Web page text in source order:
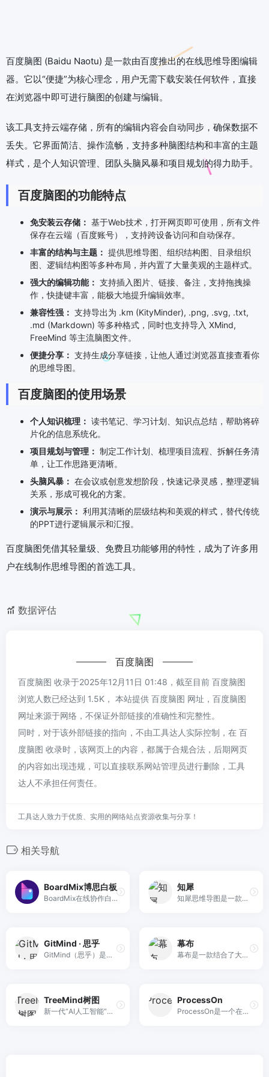
百度脑图 (Baidu Naotu) 是一款由百度推出的在线思维导图编辑
器。它以“便捷”为核心理念，用户无需下载安装任何软件，直接
在浏览器中即可进行脑图的创建与编辑。
该工具支持云端存储，所有的编辑内容会自动同步，确保数据不
丢失。它界面简洁、操作流畅，支持多种脑图结构和丰富的主题
样式，是个人知识管理、团队头脑风暴和项目规划的得力助手。
百度脑图的功能特点
免安装云存储： 基于Web技术，打开网页即可使用，所有文件
保存在云端（百度账号），支持跨设备访问和自动保存。
丰富的结构与主题： 提供思维导图、组织结构图、目录组织
图、逻辑结构图等多种布局，并内置了大量美观的主题样式。
强大的编辑功能： 支持插入图片、链接、备注，支持拖拽操
作，快捷键丰富，能极大地提升编辑效率。
兼容性强： 支持导出为 .km (KityMinder), .png, .svg, .txt,
.md (Markdown) 等多种格式，同时也支持导入 XMind,
FreeMind 等主流脑图文件。
便捷分享： 支持生成分享链接，让他人通过浏览器直接查看你
的思维导图。
百度脑图的使用场景
个人知识梳理： 读书笔记、学习计划、知识点总结，帮助将碎
片化的信息系统化。
项目规划与管理： 制定工作计划、梳理项目流程、拆解任务清
单，让工作思路更清晰。
头脑风暴： 在会议或创意发想阶段，快速记录灵感，整理逻辑
关系，形成可视化的方案。
演示与展示： 利用其清晰的层级结构和美观的样式，替代传统
的PPT进行逻辑展示和汇报。
百度脑图凭借其轻量级、免费且功能够用的特性，成为了许多用
户在线制作思维导图的首选工具。
数据评估
百度脑图
百度脑图 收录于2025年12月11日 01:48，截至目前 百度脑图
浏览人数已经达到 1.5K， 本站提供 百度脑图 网址，百度脑图
网址来源于网络，不保证外部链接的准确性和完整性。
同时，对于该外部链接的指向，不由工具达人实际控制，在 百
度脑图 收录时，该网页上的内容，都属于合规合法，后期网页
的内容如出现违规，可以直接联系网站管理员进行删除，工具
达人不承担任何责任。
工具达人致力于优质、实用的网络站点资源收集与分享！
相关导航
BoardMix博思白板
BoardMix在线协作白板，集思维导图，流程图、多维表格，笔记文档多种创意表达能力于一体，激发团队创造力无限延伸，免费在线使用。
知犀
知犀思维导图是一款免费的在线画图工具，导出文件无水印，导图分享链接不限制，且内置了100+行业思维导图模板文件。通过浏览器访问知犀网站即可在线画脑图，数据全自动云端保存，安全可靠。还不知道思维导图怎么画？快来试试知犀吧~
GitMind · 思乎
GitMind（思乎）是一款全平台 在线思维导图脑图架构图制作软件工具，支持手机手机思维导图，Windows/Mac/L多平台操作及内容同步。它提供有海量的架构图，流程图、思维导图模板可供用户直接使用，支持在线制作流程图、思维导图、组织结构图、类图、用例图、ER图、网络拓扑图以及UML图等十多种图形。
幕布
幕布是一款结合了大纲笔记和思维导图的头脑管理工具，帮你用更高效的方式和更清晰的结构来记录笔记、管理任务、制定计划甚至是组织头脑风暴。完整覆盖电脑端和移动端
TreeMind树图
新一代“AI人工智能”思维导图
ProcessOn
ProcessOn是一个在线协作绘图平台，支持在线制作思维导图、流程图、组织结构图、网络拓扑图、鱼骨图、UML图等，同时可实现人与人之间的实时协作和共享，提升团队工作效率。